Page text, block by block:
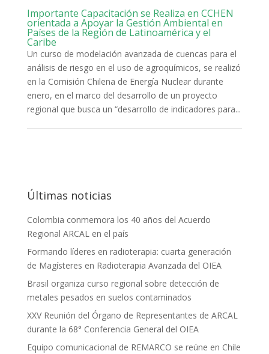
Importante Capacitación se Realiza en CCHEN
orientada a Apoyar la Gestión Ambiental en
Países de la Región de Latinoamérica y el
Caribe
Un curso de modelación avanzada de cuencas para el
análisis de riesgo en el uso de agroquímicos, se realizó
en la Comisión Chilena de Energía Nuclear durante
enero, en el marco del desarrollo de un proyecto
regional que busca un “desarrollo de indicadores para...
Últimas noticias
Colombia conmemora los 40 años del Acuerdo
Regional ARCAL en el país
Formando líderes en radioterapia: cuarta generación
de Magísteres en Radioterapia Avanzada del OIEA
Brasil organiza curso regional sobre detección de
metales pesados en suelos contaminados
XXV Reunión del Órgano de Representantes de ARCAL
durante la 68° Conferencia General del OIEA
Equipo comunicacional de REMARCO se reúne en Chile